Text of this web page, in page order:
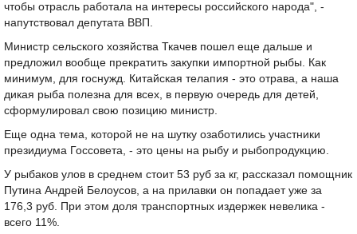
чтобы отрасль работала на интересы российского народа", -
напутствовал депутата ВВП.
Министр сельского хозяйства Ткачев пошел еще дальше и
предложил вообще прекратить закупки импортной рыбы. Как
минимум, для госнужд. Китайская телапия - это отрава, а наша
дикая рыба полезна для всех, в первую очередь для детей,
сформулировал свою позицию министр.
Еще одна тема, которой не на шутку озаботились участники
президиума Госсовета, - это цены на рыбу и рыбопродукцию.
У рыбаков улов в среднем стоит 53 руб за кг, рассказал помощник
Путина Андрей Белоусов, а на прилавки он попадает уже за
176,3 руб. При этом доля транспортных издержек невелика -
всего 11%.